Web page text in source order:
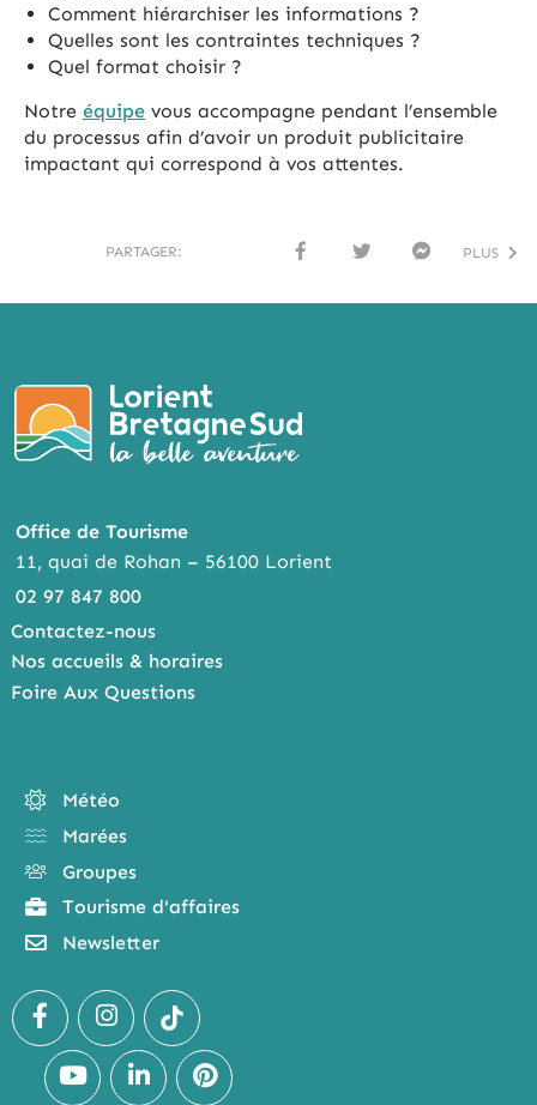
Comment hiérarchiser les informations ?
Quelles sont les contraintes techniques ?
Quel format choisir ?
Notre équipe vous accompagne pendant l’ensemble
du processus afin d’avoir un produit publicitaire
impactant qui correspond à vos attentes.
PARTAGER:
BOO
TTER
ENG
PLUS
Office de Tourisme
11, quai de Rohan – 56100 Lorient
02 97 847 800
Contactez-nous
Nos accueils & horaires
Foire Aux Questions
Météo
Marées
Groupes
Tourisme d'affaires
Newsletter